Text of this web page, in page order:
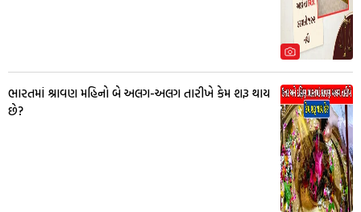
ભારતમાં શ્રાવણ મહિનો બે અલગ-અલગ તારીખે કેમ શરૂ થાય
છે?